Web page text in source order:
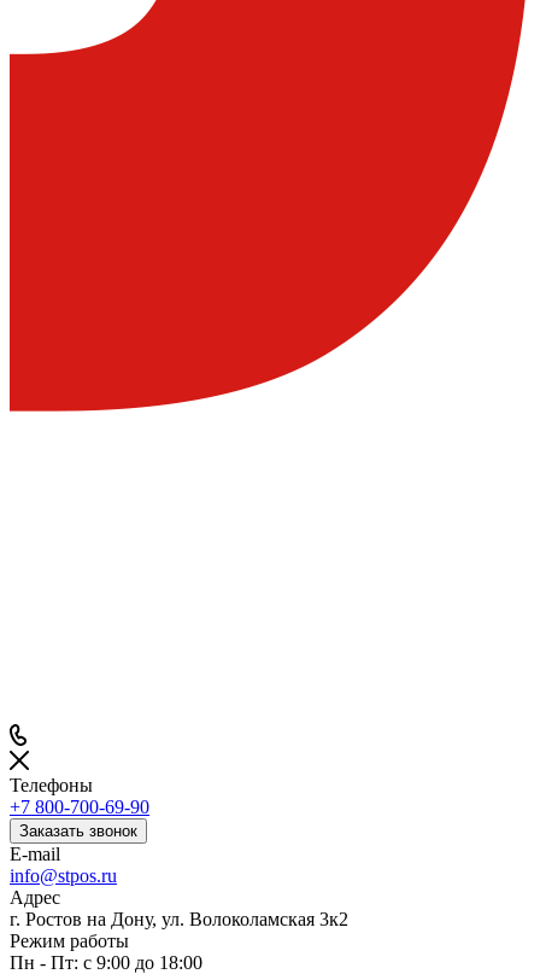
Телефоны
+7 800-700-69-90
Заказать звонок
E-mail
info@stpos.ru
Адрес
г. Ростов на Дону, ул. Волоколамская 3к2
Режим работы
Пн - Пт: с 9:00 до 18:00